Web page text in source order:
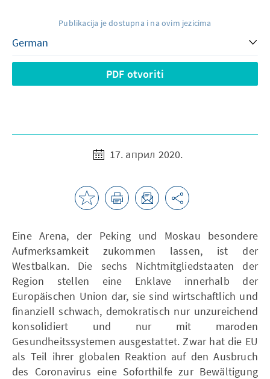
Publikacija je dostupna i na ovim jezicima
PDF otvoriti
17. април 2020.
Eine Arena, der Peking und Moskau besondere
Aufmerksamkeit zukommen lassen, ist der
Westbalkan. Die sechs Nichtmitgliedstaaten der
Region stellen eine Enklave innerhalb der
Europäischen Union dar, sie sind wirtschaftlich und
finanziell schwach, demokratisch nur unzureichend
konsolidiert und nur mit maroden
Gesundheitssystemen ausgestattet. Zwar hat die EU
als Teil ihrer globalen Reaktion auf den Ausbruch
des Coronavirus eine Soforthilfe zur Bewältigung